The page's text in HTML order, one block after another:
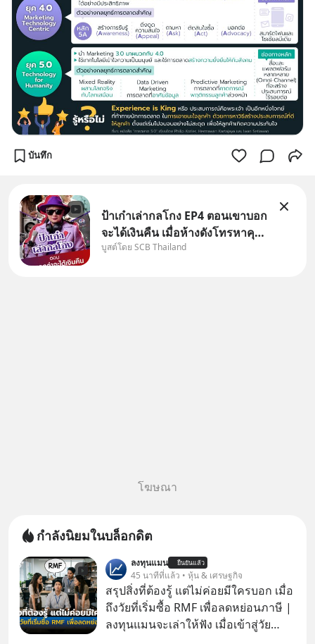
บันทึก
ป้าเก๋าเล่ากลโกง EP4 ตอนเขาบอก
จะได้เงินคืน เมื่อห้างดังโทรหาคุณ
วิยะดา แจ้งเรื่องเคลมสินค้าแล้ว
บูสต์โดย SCB Thailand
โฆษณา
กำลังนิยมในบล็อกดิต
ลงทุนแมน ยืนยันแล้ว
45 นาทีที่แล้ว • หุ้น & เศรษฐกิจ
สรุปสิ่งที่ต้องรู้ แต่ไม่ค่อยมีใครบอก เมื่อ
ถึงวัยที่เริ่มซื้อ RMF เพื่อลดหย่อนภาษี |
ลงทุนแมนจะเล่าให้ฟัง เมื่อเข้าสู่วัย